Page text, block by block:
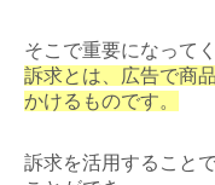
そこで重要になって
訴求とは、広告で商
かけるものです。
訴求を活用すること